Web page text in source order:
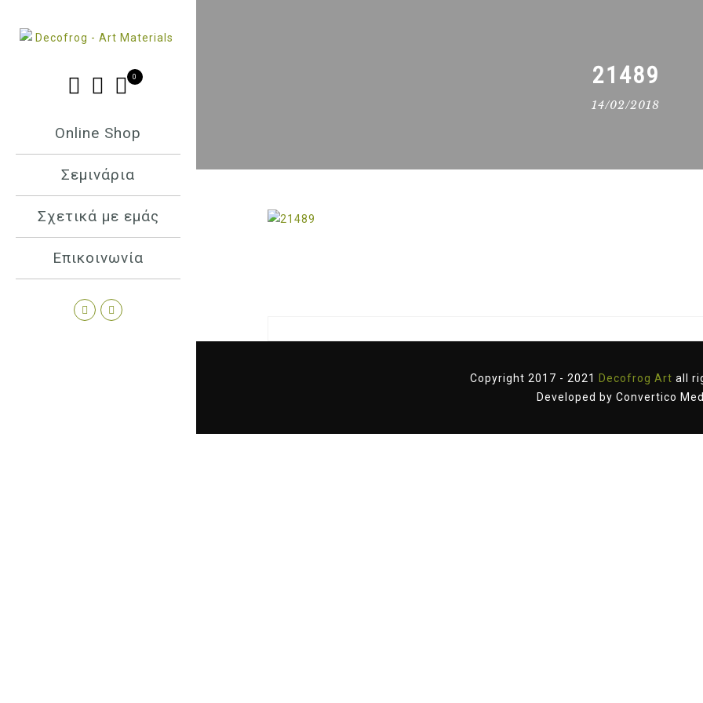
0
Online Shop
Σεμινάρια
Σχετικά με εμάς
Επικοινωνία
21489
14/02/2018
Copyright 2017 - 2021 Decofrog Art all
Developed by Convertico